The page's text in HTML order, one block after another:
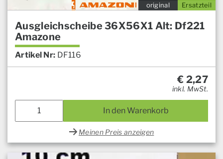
Ersatzteil
original
Ausgleichscheibe 36X56X1 Alt: Df221
Amazone
Artikel Nr: DF116
€ 2,27
inkl. MwSt.
In den Warenkorb
Meinen Preis anzeigen